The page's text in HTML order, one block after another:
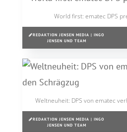
World first: ematec DPS
REDAKTION JENSEN MEDIA | INGO
JENSEN UND TEAM
Weltneuheit: DPS von ematec
REDAKTION JENSEN MEDIA | INGO
JENSEN UND TEAM